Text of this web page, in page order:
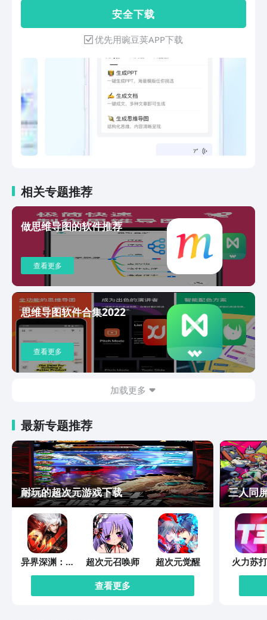
息收集、打卡签到等各类模板。 【多人
协作】 多人编辑：支持多人同时在线编
辑，可查看编辑记录； 多端同步：各类
型设备皆可顺畅访问，内容实时同步，随
时随地使用； 文档分享：可生成链接或
长图，分享给QQ/微信好友、微博及朋友
圈。 【AI助手】 写作助手：一句话生成
文档、表格、幻灯片等全品类文档，支持
文章润色、扩写、续写； 阅读助手：一
数据助手：支持AI写函数、做图表、生成
全】 权限控制：可灵活设置查看及编辑
权限，文档安全尽在掌控； 技术保障：
云端存储加密技术为文档安全保驾护航；
版权保护：文档支持设置和展示水印，版
权有保障。 联系我们 腾讯文档官方网
站：docs.qq.com 意见反馈：登录腾讯
文档，进入“设置-意见反馈”进行反馈。
安 全 下 载
优先用豌豆荚APP下载
相关专题推荐
做思维导图的软件推荐
查看更多
思维导图软件合集2022
查看更多
加载更多
最新专题推荐
耐玩的超次元游戏下载
异界深渊：觉
醒
超次元召唤师
超次元觉醒
查看更多
三人同
火力苏